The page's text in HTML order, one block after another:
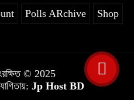
Polls ARchive Shop
© 2025
Jp Host BD